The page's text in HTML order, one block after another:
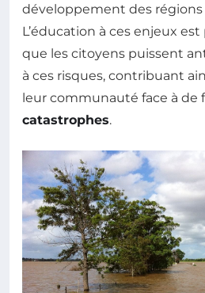
développement des
L’éducation à ces enjeux
que les citoyens puissent
à ces risques, contribuant
leur communauté face à de
catastrophes.